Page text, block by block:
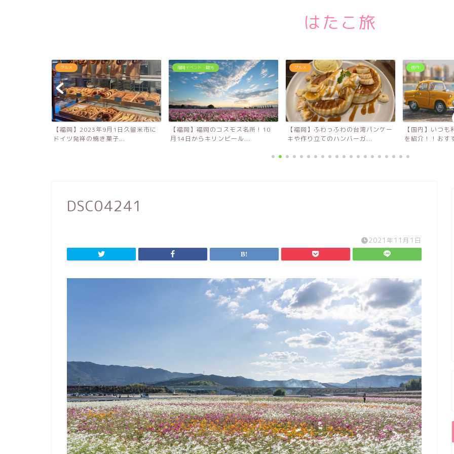
はたこ旅
グルメ
【福岡】2023年9月1日久留米市に
ドイツ発祥の焼き菓子...
福岡イベント・観光
【福岡】福岡のコスモス名所！10
月14日からキリンビール...
グルメ
【福岡】ふわっふわの台湾パンケー
キや作り立てのハンバーガ...
国内
【国内】いつ
を紹介！！おす
DSC04241
2021年11月1日